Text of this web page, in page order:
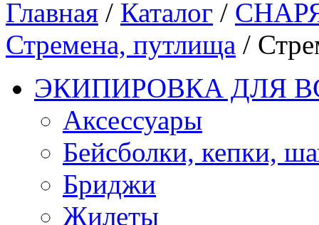
Главная / Каталог /
Стремена, путлища /
ЭКИПИРОВКА ДЛЯ
Аксессуары
Бейсболки, кепки,
Бриджи
Жилеты